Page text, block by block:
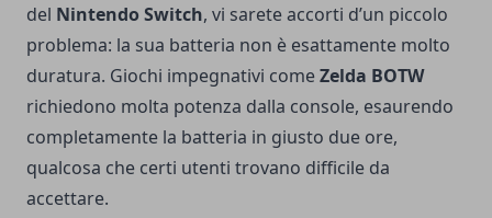
del Nintendo Switch, vi sarete accorti d’un piccolo
problema: la sua batteria non è esattamente molto
duratura. Giochi impegnativi comeZelda BOTW
richiedono molta potenza dalla console, esaurendo
completamente la batteria in giusto due ore,
qualcosa che certi utenti trovano difficile da
accettare.